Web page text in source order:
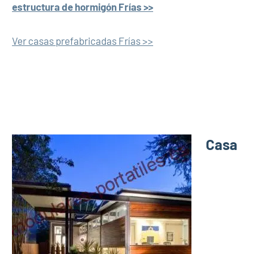
estructura de hormigón Frías >>
Ver casas prefabricadas Frías >>
Casa